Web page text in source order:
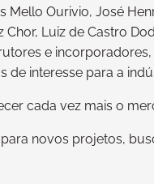
Mello Ourivio, José
Luiz de Castro
e
de interesse para a
cada vez mais o
novos projetos,